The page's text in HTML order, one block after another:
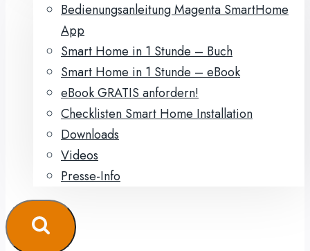
Bedienungsanleitung Magenta SmartHome
App
Smart Home in 1 Stunde – Buch
Smart Home in 1 Stunde – eBook
eBook GRATIS anfordern!
Checklisten Smart Home Installation
Downloads
Videos
Presse-Info